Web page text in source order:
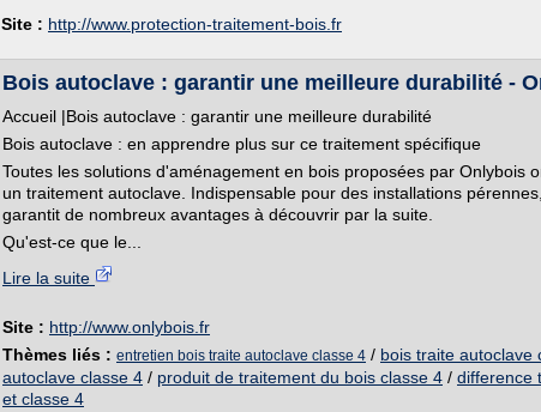
Site : http://www.protection-traitement-bois.fr
Bois autoclave : garantir une meilleure durabilité -
Accueil |Bois autoclave : garantir une meilleure durabilité
Bois autoclave : en apprendre plus sur ce traitement spécifique
Toutes les solutions d'aménagement en bois proposées par Onlybois
un traitement autoclave. Indispensable pour des installations
garantit de nombreux avantages à découvrir par la suite.
Qu'est-ce que le...
Lire la suite
Site : http://www.onlybois.fr
Thèmes liés : entretien bois traite autoclave classe 4 / bois traite autoclave
autoclave classe 4 / produit de traitement du bois classe 4 / difference
et classe 4